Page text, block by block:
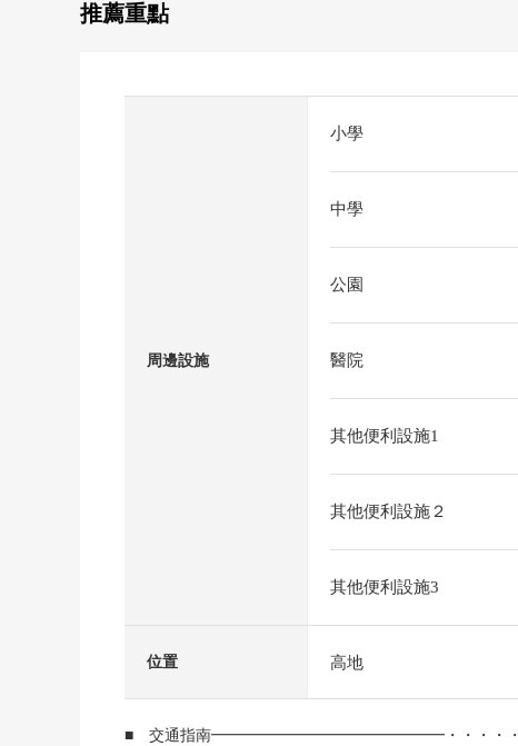
推薦重點
周邊設施
小學
中學
公園
醫院
其他便利設施1
其他便利設施２
其他便利設施3
位置 高地
■ 交通指南━━━━━━━━━━━━━━━・・・・・